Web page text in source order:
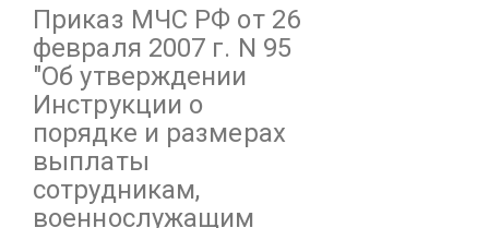
Приказ МЧС РФ от 26
февраля 2007 г. N 95
"Об утверждении
Инструкции о
порядке и размерах
выплаты
сотрудникам,
военнослужащим